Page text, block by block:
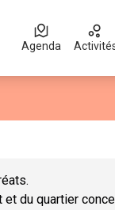
Agenda
du quartier